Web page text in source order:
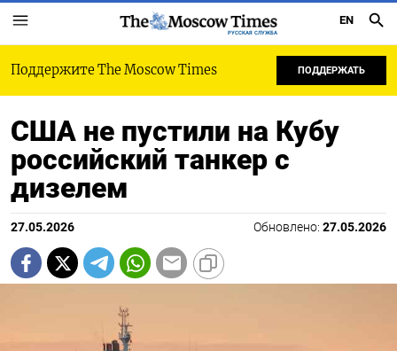
РУССКАЯ СЛУЖБА
EN
Поддержите The Moscow Times ПОДДЕРЖАТЬ
США не пустили на Кубу
российский танкер с
дизелем
27.05.2026 Обновлено: 27.05.2026